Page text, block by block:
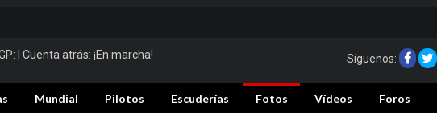
| Cuenta atrás: ¡En marcha! Síguenos:
Mundial Pilotos Escuderías Fotos Vídeos Foros